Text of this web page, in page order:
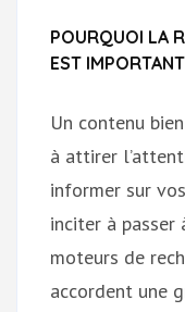
POURQUOI LA
EST
Un contenu
à attirer
informer sur
inciter à passer
moteurs de
accordent une